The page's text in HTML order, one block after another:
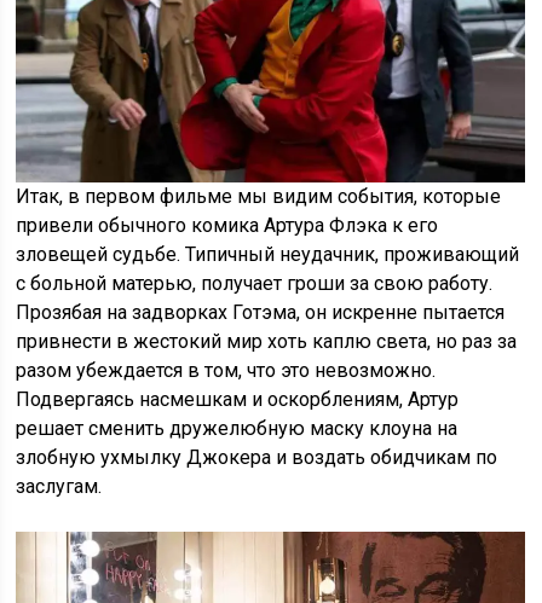
Итак, в первом фильме мы видим события, которые
привели обычного комика Артура Флэка к его
зловещей судьбе. Типичный неудачник, проживающий
с больной матерью, получает гроши за свою работу.
Прозябая на задворках Готэма, он искренне пытается
привнести в жестокий мир хоть каплю света, но раз за
разом убеждается в том, что это невозможно.
Подвергаясь насмешкам и оскорблениям, Артур
решает сменить дружелюбную маску клоуна на
злобную ухмылку Джокера и воздать обидчикам по
заслугам.